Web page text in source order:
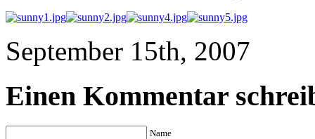
September 15th, 2007
Einen Kommentar
Name